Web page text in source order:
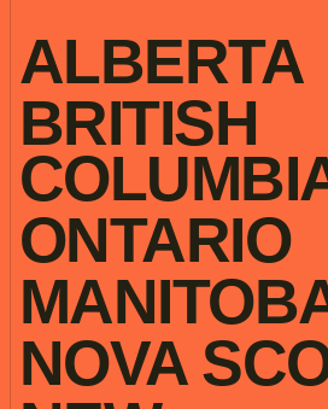
ALBERTA
BRITISH
ONTARIO
NOVA